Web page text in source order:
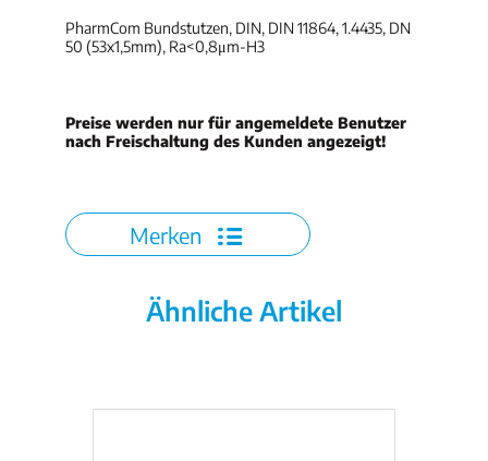
PharmCom Bundstutzen, DIN, DIN 11864, 1.4435, DN
50 (53x1,5mm), Ra<0,8μm-H3
Preise werden nur für angemeldete Benutzer
nach Freischaltung des Kunden angezeigt!
Merken
Ähnliche Artikel